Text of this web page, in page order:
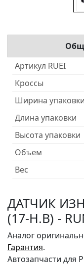
Артикул RUEI
Кроссы
Ширина
Длина упаковки
Высота упаковки
Объем
Вес
ДАТЧИК
(17-Н.В) -
Аналог
Гарантия.
Автозапчасти для